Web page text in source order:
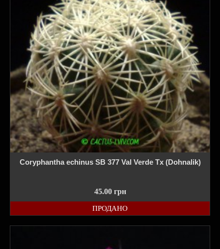
Coryphantha echinus SB 377 Val Verde Tx (Dohnalik)
45.00 грн
ПРОДАНО